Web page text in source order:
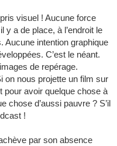
visuel ! Aucune force
y a de place, à l’endroit le
Aucune intention graphique
C’est le néant.
de repérage.
on nous projette un film sur
pour avoir quelque chose à
chose d’aussi pauvre ? S’il
!
par son absence